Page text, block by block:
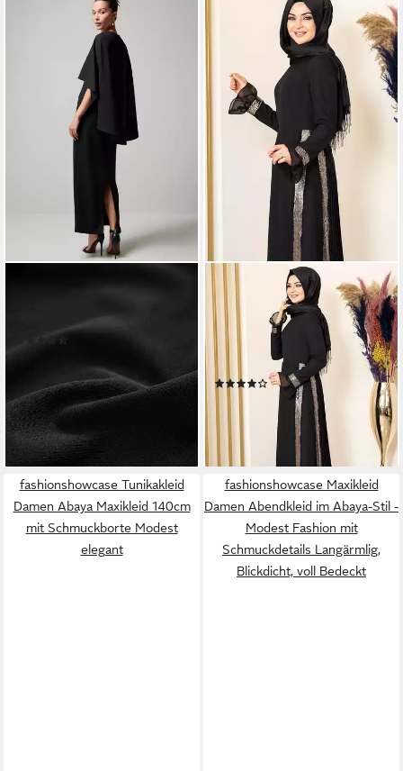
lieferbar - in 2-3 Werktagen bei dir
+2
MODAVITRINI
Maxikleid Damen Hijab
Abendkleid mit Pailletten
Modest Abiye Abaya (EYLÜL)
Faltendetail Rock
(1)
99,00 €
lieferbar - in 3-4 Werktagen bei dir
fashionshowcase Tunikakleid
Damen Abaya Maxikleid 140cm
mit Schmuckborte Modest
elegant
fashionshowcase Maxikleid
Damen Abendkleid im Abaya-Stil -
Modest Fashion mit
Schmuckdetails Langärmlig,
Blickdicht, voll Bedeckt